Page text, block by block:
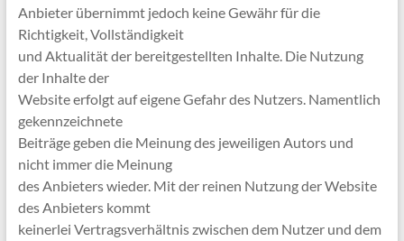
Anbieter übernimmt jedoch keine Gewähr für die
Richtigkeit, Vollständigkeit
und Aktualität der bereitgestellten Inhalte. Die Nutzung
der Inhalte der
Website erfolgt auf eigene Gefahr des Nutzers. Namentlich
gekennzeichnete
Beiträge geben die Meinung des jeweiligen Autors und
nicht immer die Meinung
des Anbieters wieder. Mit der reinen Nutzung der Website
des Anbieters kommt
keinerlei Vertragsverhältnis zwischen dem Nutzer und dem